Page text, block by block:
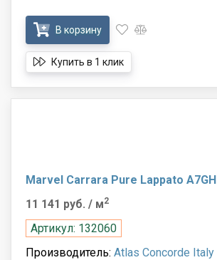
В корзину
Купить в 1 клик
Marvel Carrara Pure Lappato A7GH
11 141 руб. / м2
Артикул: 132060
Производитель: Atlas Concorde Italy